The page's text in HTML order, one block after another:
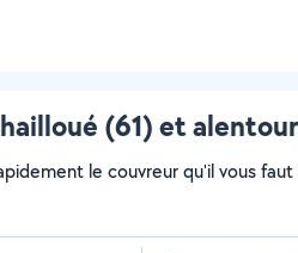
(61) et
le couvreur qu'il vous